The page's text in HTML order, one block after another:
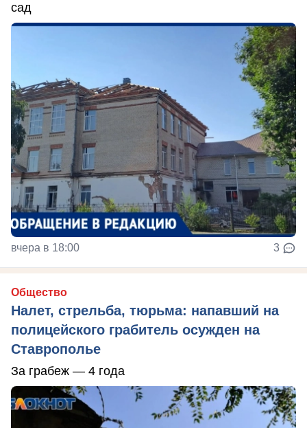
сад
вчера в 18:00 3
Общество
Налет, стрельба, тюрьма: напавший на
полицейского грабитель осужден на
Ставрополье
За грабеж — 4 года